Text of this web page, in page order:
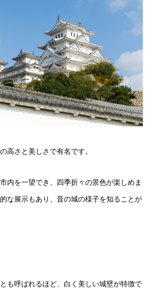
高さと美しさで有名です。
内を一望でき、四季折々の景色が楽しめま
な展示もあり、昔の城の様子を知ることが
も呼ばれるほど、白く美しい城壁が特徴で